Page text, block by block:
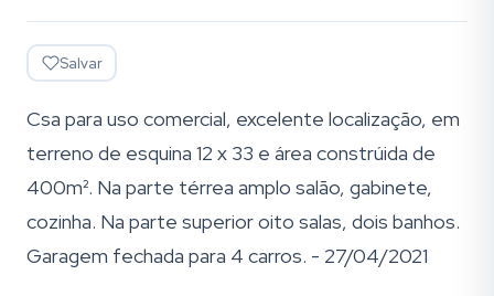
Salvar
Csa para uso comercial, excelente localização, em
terreno de esquina 12 x 33 e área constrúida de
400m². Na parte térrea amplo salão, gabinete,
cozinha. Na parte superior oito salas, dois banhos.
Garagem fechada para 4 carros. - 27/04/2021